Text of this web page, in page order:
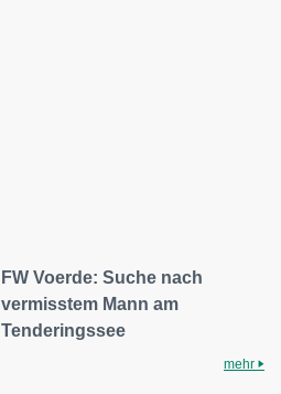
FW Voerde: Suche nach
vermisstem Mann am
Tenderingssee
mehr